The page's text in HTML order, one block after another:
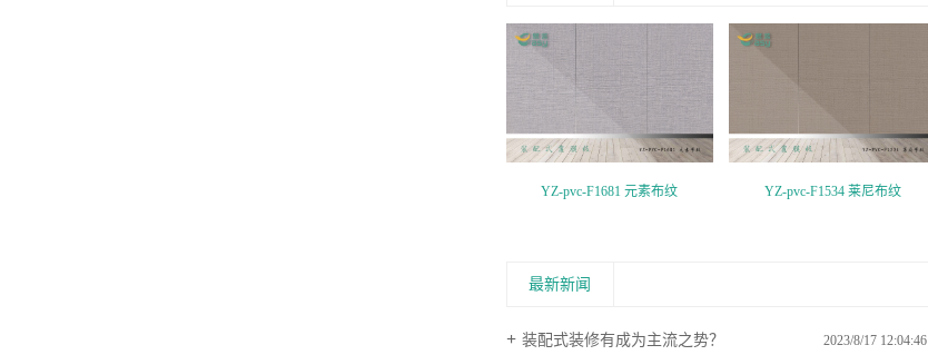
YZ-pvc-F1681 元素布纹 YZ-pvc-F1534 莱尼布纹
最新新闻
装配式装修有成为主流之势？ 2023/8/17 12:04:46